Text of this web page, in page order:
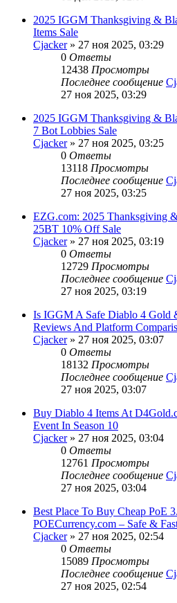
2025 IGGM Thanksgiving &
Items Sale
Cjacker» 27 ноя 2025, 03:29
0 Ответы
12438 Просмотры
Последнее сообщение
27 ноя 2025, 03:29
2025 IGGM Thanksgiving &
7 Bot Lobbies Sale
Cjacker» 27 ноя 2025, 03:25
0 Ответы
13118 Просмотры
Последнее сообщение
27 ноя 2025, 03:25
EZG.com: 2025 Thanksgiving
25BT 10% Off Sale
Cjacker» 27 ноя 2025, 03:19
0 Ответы
12729 Просмотры
Последнее сообщение
27 ноя 2025, 03:19
Is IGGM A Safe Diablo 4 Gold
Reviews And Platform
Cjacker» 27 ноя 2025, 03:07
0 Ответы
18132 Просмотры
Последнее сообщение
27 ноя 2025, 03:07
Buy Diablo 4 Items At
Event In Season 10
Cjacker» 27 ноя 2025, 03:04
0 Ответы
12761 Просмотры
Последнее сообщение
27 ноя 2025, 03:04
Best Place To Buy Cheap PoE
POECurrency.com – Safe &
Cjacker» 27 ноя 2025, 02:54
0 Ответы
15089 Просмотры
Последнее сообщение
27 ноя 2025, 02:54